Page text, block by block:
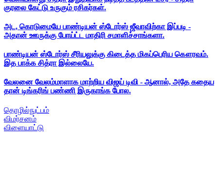
குரலை கேட்டு உருகும் ரசிகர்கள்.
அட, கொடுமையே பாண்டியன் ஸ்டோர்ஸ் ஜீவாவிற்கா இப்படி -
அதான் ஊருக்கு போய்ட்ட மாதிரி சமாளிச்சாங்களா.
பாண்டியன் ஸ்டோர்ஸ் சீரியலுக்கு கிடைத்த மிகப்பெரிய கௌரவம்.
இத பாக்க சித்ரா இல்லையே.
வேலனை வேலம்மாளாக மாற்றிய விஜய் டிவி - ஆனால், அதே கதைய
தான் டிங்கரிங் பண்ணி இருகாங்க போல.
தொழில்நுட்பம்
விமர்சனம்
விளையாட்டு